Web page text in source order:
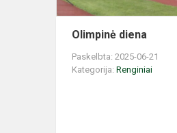
Olimpinė diena
Paskelbta: 2025-06-21
Kategorija: Renginiai